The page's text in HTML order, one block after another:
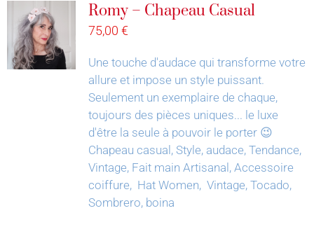
Romy – Chapeau Casual
75,00 €
Une touche d'audace qui transforme votre
allure et impose un style puissant.
Seulement un exemplaire de chaque,
toujours des pièces uniques... le luxe
d'être la seule à pouvoir le porter 😉
Chapeau casual, Style, audace, Tendance,
Vintage, Fait main Artisanal, Accessoire
coiffure, Hat Women, Vintage, Tocado,
Sombrero, boina